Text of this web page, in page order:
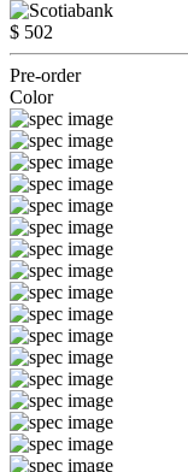
$ 502
Pre-order
Color